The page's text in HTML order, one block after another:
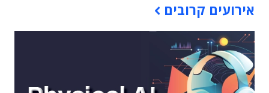
אירועים קרובים